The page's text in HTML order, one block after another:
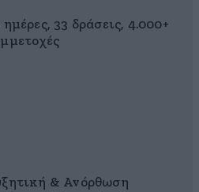
ημέρες, 33 δράσεις, 4.000+
& Ανόρθωση